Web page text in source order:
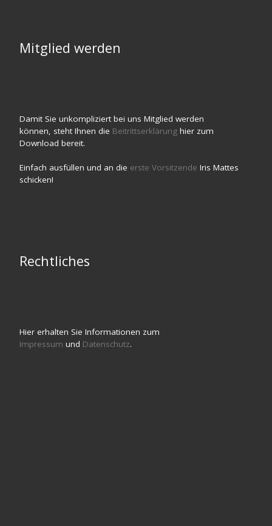
Mitglied werden
Damit Sie unkompliziert bei uns Mitglied werden
können, steht Ihnen die Beitrittserklärung hier zum
Download bereit.
Einfach ausfüllen und an die erste Vorsitzende Iris Mattes
schicken!
Rechtliches
Hier erhalten Sie Informationen zum
Impressum und Datenschutz.